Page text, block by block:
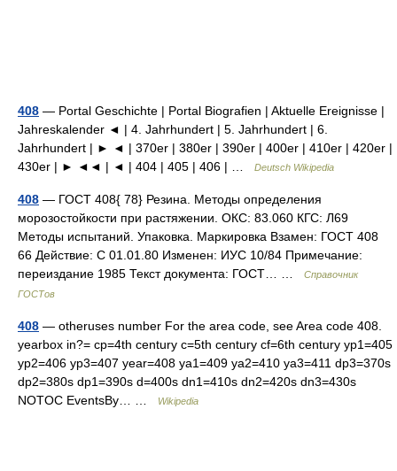
408 — Portal Geschichte | Portal Biografien | Aktuelle Ereignisse |
Jahreskalender ◄ | 4. Jahrhundert | 5. Jahrhundert | 6.
Jahrhundert | ► ◄ | 370er | 380er | 390er | 400er | 410er | 420er |
430er | ► ◄◄ | ◄ | 404 | 405 | 406 | …
Deutsch Wikipedia
408 — ГОСТ 408{ 78} Резина. Методы определения
морозостойкости при растяжении. ОКС: 83.060 КГС: Л69
Методы испытаний. Упаковка. Маркировка Взамен: ГОСТ 408
66 Действие: С 01.01.80 Изменен: ИУС 10/84 Примечание:
переиздание 1985 Текст документа: ГОСТ… …
Справочник
ГОСТов
408 — otheruses number For the area code, see Area code 408.
yearbox in?= cp=4th century c=5th century cf=6th century yp1=405
yp2=406 yp3=407 year=408 ya1=409 ya2=410 ya3=411 dp3=370s
dp2=380s dp1=390s d=400s dn1=410s dn2=420s dn3=430s
NOTOC EventsBy… …
Wikipedia